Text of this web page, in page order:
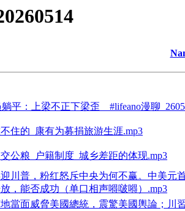
平：上梁不正下梁歪__#lifeano漫聊
住的_康有为募捐旅游生涯.mp3
公粮_户籍制度_城乡差距的体现.mp3
川普，粉红怒斥中央为何不赢。中美元
，能否成功（单口相声嘚啵嘚）.mp3
當面威脅美國總統，震驚美國輿論；川